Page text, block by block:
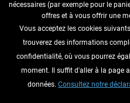
RENONCER AU CONTRAT ICI
INFORMATIONS
NE MANQUEZ PAS
nécessaires (par exemple pour le
offres et à vous offrir une
Vous acceptez les cookies
trouverez des informations
confidentialité, où vous pourrez
moment. Il suffit d'aller à la page
données. Consultez notre